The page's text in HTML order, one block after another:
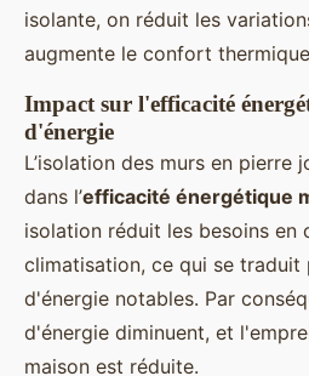
isolante, on réduit les
augmente le confort
Impact sur l'efficacité
d'énergie
L’isolation des murs en pierre
dans l’efficacité énergétique
isolation réduit les besoins en
climatisation, ce qui se traduit
d'énergie notables. Par
d'énergie diminuent, et
maison est réduite.